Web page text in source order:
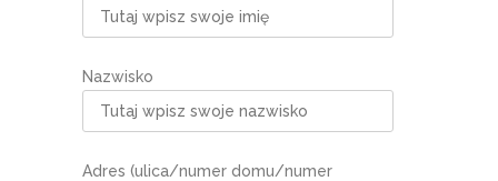
Nazwisko
Adres (ulica/numer domu/numer